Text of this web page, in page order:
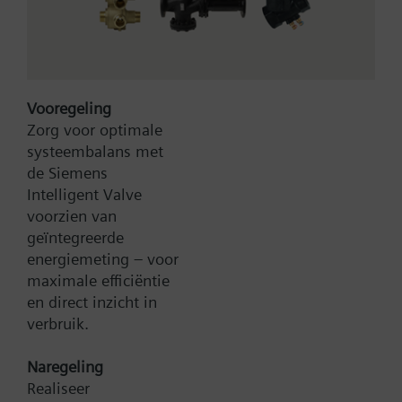
Type:
Artikel-Nr.:
Documenten
Vooregeling
Zorg voor optimale
systeembalans met
de Siemens
Intelligent Valve
voorzien van
geïntegreerde
energiemeting – voor
maximale efficiëntie
en direct inzicht in
verbruik.
Naregeling
Realiseer
Contact